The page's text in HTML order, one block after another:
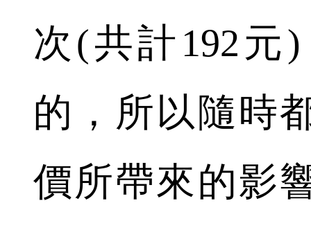
次(共計192元
的，所以隨時
價所帶來的影